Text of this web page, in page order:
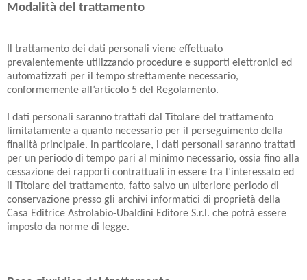
Modalità del trattamento
Il trattamento dei dati personali viene effettuato
prevalentemente utilizzando procedure e supporti elettronici ed
automatizzati per il tempo strettamente necessario,
conformemente all’articolo 5 del Regolamento.
I dati personali saranno trattati dal Titolare del trattamento
limitatamente a quanto necessario per il perseguimento della
finalità principale. In particolare, i dati personali saranno trattati
per un periodo di tempo pari al minimo necessario, ossia fino alla
cessazione dei rapporti contrattuali in essere tra l’interessato ed
il Titolare del trattamento, fatto salvo un ulteriore periodo di
conservazione presso gli archivi informatici di proprietà della
Casa Editrice Astrolabio-Ubaldini Editore S.r.l. che potrà essere
imposto da norme di legge.